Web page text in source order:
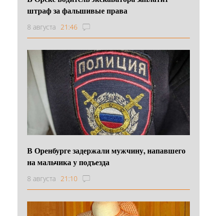
штраф за фальшивые права
8 августа 21:46
В Оренбурге задержали мужчину, напавшего
на мальчика у подъезда
8 августа 21:10